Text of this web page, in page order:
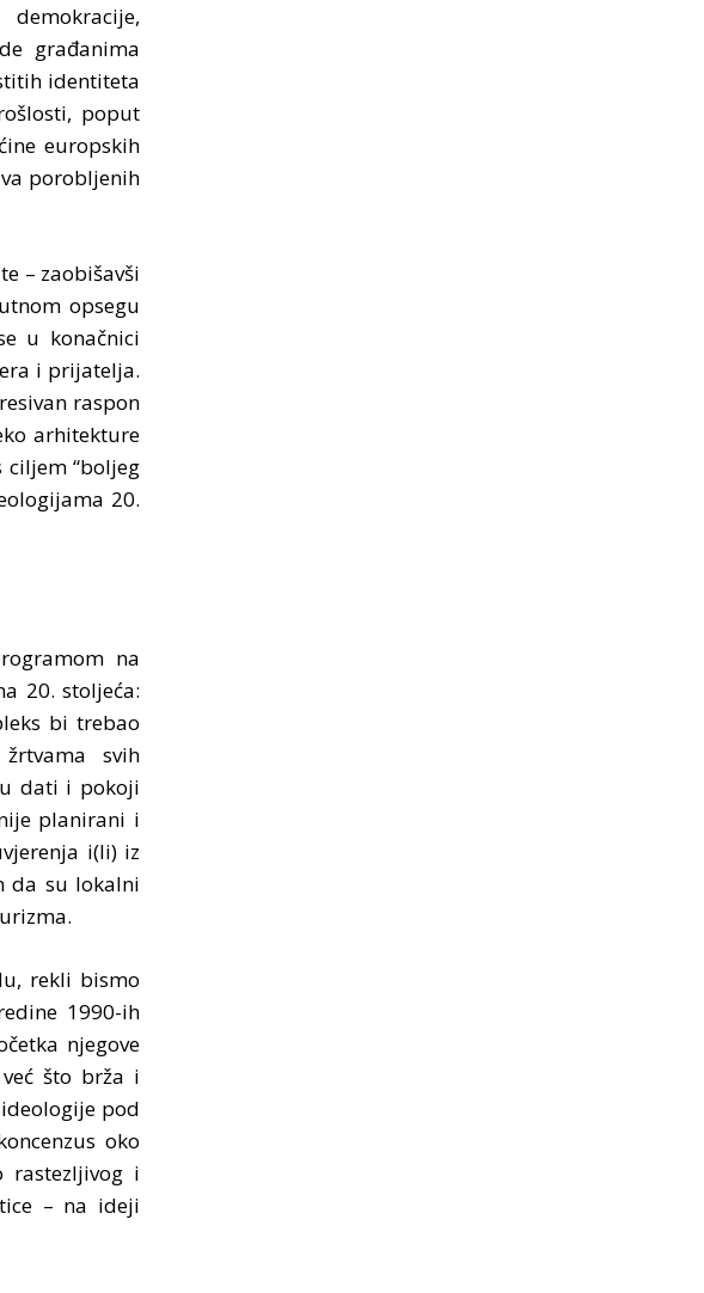
građanima
identiteta
poput
europskih
porobljenih
– zaobišavši
opsegu
u konačnici
i prijatelja.
raspon
arhitekture
“boljeg
20.
na
20. stoljeća:
bi trebao
svih
dati i pokoji
planirani i
i(li) iz
da su lokalni
rekli bismo
1990-ih
njegove
što brža i
pod
oko
rastezljivog i
– na ideji